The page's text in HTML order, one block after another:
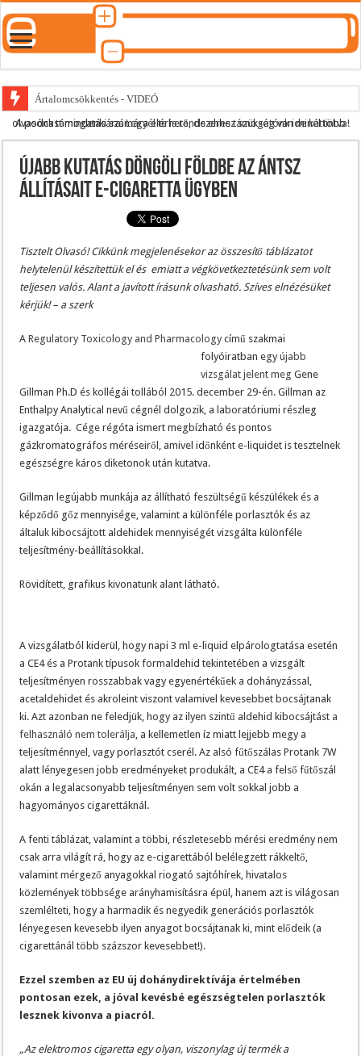
Ártalomcsökkentés - VIDEÓ
E-cigi használati szokások 2.0
Párásító podcast lejátszási lista
A podcast mindenki számára elérhető, de ehhez szükség van minél több olvasónk támogatására.Legyél te is rendszeres támogatónk ide kattintva!
Újabb kutatás döngöli földbe az ÁNTSZ
állításait e-cigaretta ügyben
Tisztelt Olvasó! Cikkünk megjelenésekor az összesítő táblázatot
helytelenül készítettük el és emiatt a végkövetkeztetésünk sem volt
teljesen valós. Alant a javított írásunk olvasható. Szíves elnézésüket
kérjük! – a szerk
ARegulatory Toxicology and Pharmacology című szakmai
folyóiratban egyújabb
vizsgálat jelent meg Gene
Gillman Ph.D és kollégái tollából 2015. december 29-én. Gillman az
Enthalpy Analytical nevű cégnél dolgozik, a laboratóriumi részleg
igazgatója. Cége régóta ismert megbízható és pontos
gázkromatográfos méréseiről, amivel időnként e-liquidet is tesztelnek
egészségre káros diketonok után kutatva.
Gillman legújabb munkája az állítható feszültségű készülékek és a
képződő gőz mennyisége, valamint a különféle porlasztók és az
általuk kibocsájtott aldehidek mennyiségét vizsgálta különféle
teljesítmény-beállításokkal.
Rövidített, grafikus kivonatunk alant látható.
A vizsgálatból kiderül, hogy napi 3 ml e-liquid elpárologtatása esetén
a CE4 és a Protank típusok formaldehid tekintetében a vizsgált
teljesítményen rosszabbak vagy egyenértékűek a dohányzással,
acetaldehidet és akroleint viszont valamivel kevesebbet bocsájtanak
ki. Azt azonban ne feledjük, hogy az ilyen szintű aldehid kibocsájtást a
felhasználó nem tolerálja , a kellemetlen íz miatt lejjebb megy a
teljesítménnyel, vagy porlasztót cserél. Az alsó fűtőszálas Protank 7W
alatt lényegesen jobb eredményeket produkált, a CE4 a felső fűtőszál
okán a legalacsonyabb teljesítményen sem volt sokkal jobb a
hagyományos cigarettáknál.
A fenti táblázat, valamint a többi, részletesebb mérési eredmény nem
csak arra világít rá, hogy az e-cigarettából belélegzett rákkeltő,
valamint mérgező anyagokkal riogató sajtóhírek, hivatalos
közlemények többsége arányhamisításra épül, hanem azt is világosan
szemlélteti, hogy a harmadik és negyedik generációs porlasztók
lényegesen kevesebb ilyen anyagot bocsájtanak ki, mint elődeik (a
cigarettánál több százszor kevesebbet!).
Ezzel szemben az EU új dohánydirektívája értelmében
pontosan ezek, a jóval kevésbé egészségtelen porlasztók
lesznek kivonva a piacról.
„Az elektromos cigaretta egy olyan, viszonylag új termék a